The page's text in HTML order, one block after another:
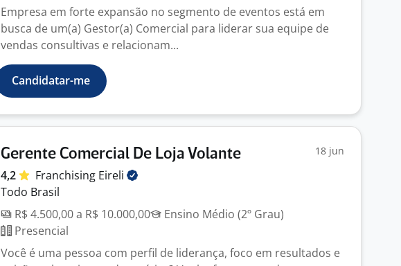
Empresa em forte expansão no segmento de eventos está em
busca de um(a) Gestor(a) Comercial para liderar sua equipe de
vendas consultivas e relacionam...
Candidatar-me
Gerente Comercial De Loja Volante 18 jun
4,2 Franchising Eireli
Todo Brasil
R$ 4.500,00 a R$ 10.000,00
Ensino Médio (2º Grau)
Presencial
Você é uma pessoa com perfil de liderança, foco em resultados e